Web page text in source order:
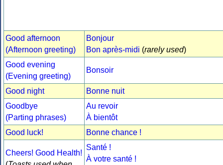
Good afternoon
(Afternoon greeting)
Bonjour
Bon après-midi (rarely used)
Good evening
(Evening greeting)
Bonsoir
Good night
Bonne nuit
Goodbye
(Parting phrases)
Au revoir
À bientôt
Good luck!
Bonne chance !
Cheers! Good Health!
Santé !
À votre santé !